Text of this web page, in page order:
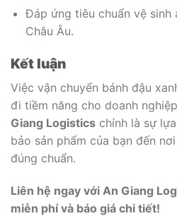
Đáp ứng tiêu chuẩn vệ sinh
Châu Âu.
Kết luận
Việc vận chuyển bánh đậu
đi tiềm năng cho doanh
Giang Logistics chính là sự
bảo sản phẩm của bạn đến
đúng chuẩn.
Liên hệ ngay với An Giang
miễn phí và báo giá chi tiết!